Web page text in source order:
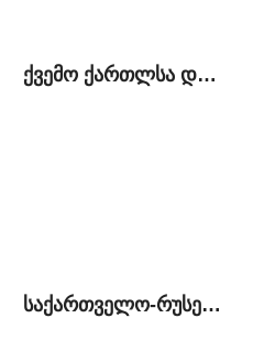
ქვემო ქართლსა და სამცხე-ჯავახეთში არსებული პრობლემები და ადგილობრივი მოსახლეობის საგარეო პოლიტიკური პრეფერენციები
საქართველო-რუსეთი: გამყოფ ხაზზე მიმდინარე მოვლენების პოლიტიკური, სამართლებრივი და ჰუმანიტარული განზომილება